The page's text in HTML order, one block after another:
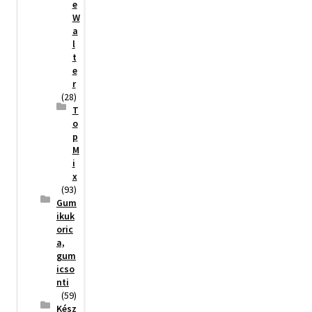
e
W
a
l
t
e
r
(28)
T
o
p
M
i
x
(93)
Gum
ikuk
oric
a,
gum
icso
nti
(59)
Kész